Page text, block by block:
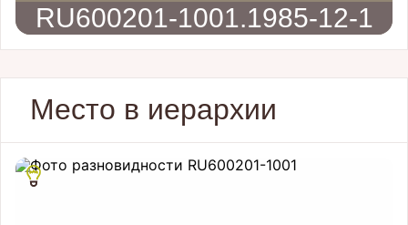
RU600201-1001.1985-12-1
Место в иерархии